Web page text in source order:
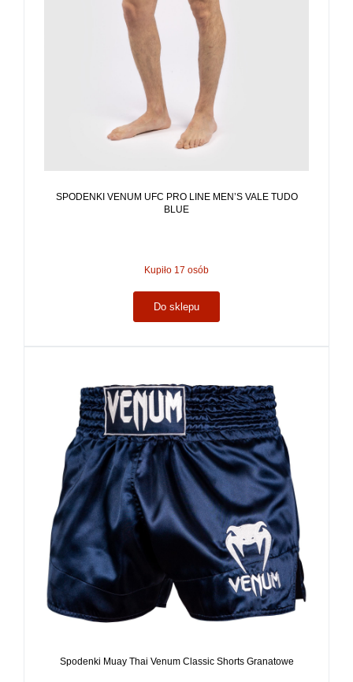
SPODENKI VENUM UFC PRO LINE MEN’S VALE TUDO
BLUE
Kupiło 17 osób
Do sklepu
Spodenki Muay Thai Venum Classic Shorts Granatowe